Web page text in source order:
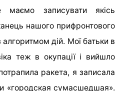
записувати якісь
нашого прифронтового
дій. Мої батьки в
теж в окупації і вийшло
ракета, я записала
«городская сумасшедшая».